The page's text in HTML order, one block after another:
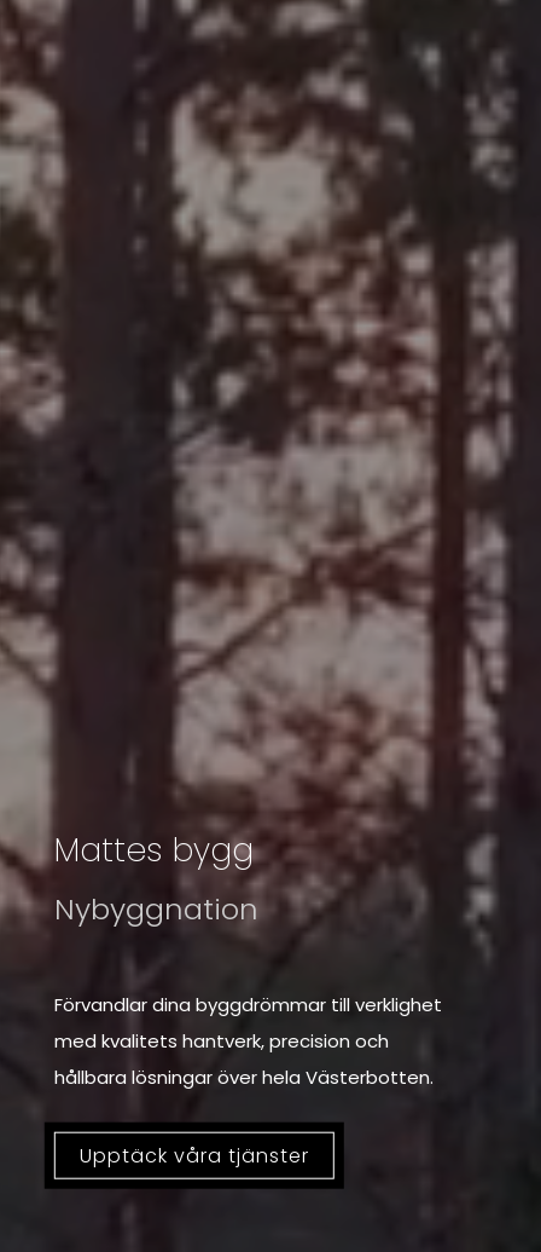
Mattes bygg
Renovering
Förvandlar dina byggdrömmar till verklighet
med kvalitets hantverk, precision och
hållbara lösningar över hela Västerbotten.
Upptäck våra tjänster